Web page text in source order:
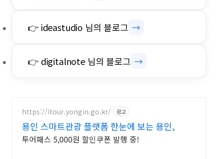
👉 ideastudio 님의 블로그 →
👉 digitalnote 님의 블로그 →
https://itour.yongin.go.kr/ 광고
용인 스마트관광 플랫폼 한눈에 보는 용인,
투어패스 5,000원 할인쿠폰 발행 중!